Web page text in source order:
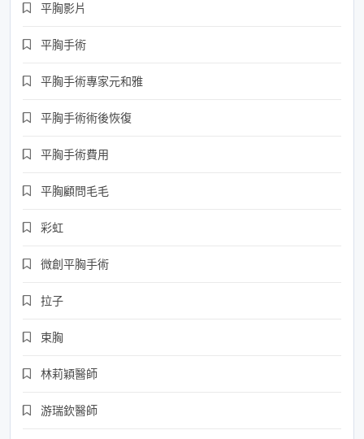
平胸影片
平胸手術
平胸手術專家元和雅
平胸手術術後恢復
平胸手術費用
平胸顧問毛毛
彩虹
微創平胸手術
拉子
束胸
林莉穎醫師
游瑞欽醫師